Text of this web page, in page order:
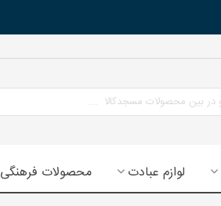
لوازم عبادت محصولات فرهنگی